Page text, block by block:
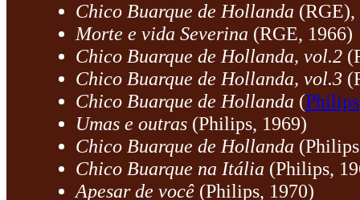
Chico Buarque de Hollanda (RGE),
Morte e vida Severina (RGE, 1966)
Chico Buarque de Hollanda, vol.2
Chico Buarque de Hollanda, vol.3
Chico Buarque de Hollanda (Philips
Umas e outras (Philips, 1969)
Chico Buarque de Hollanda
Chico Buarque na Itália (Philips,
Apesar de você (Philips, 1970)